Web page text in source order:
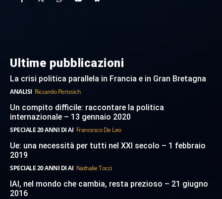
Ultime pubblicazioni
La crisi politica parallela in Francia e in Gran Bretagna
ANALISI Riccardo Perissich
Un compito difficile: raccontare la politica
internazionale – 13 gennaio 2020
SPECIALE 20 ANNI DI AI Francesco De Leo
Ue: una necessità per tutti nel XXI secolo – 1 febbraio
2019
SPECIALE 20 ANNI DI AI Nathalie Tocci
IAI, nel mondo che cambia, resta prezioso – 21 giugno
2016